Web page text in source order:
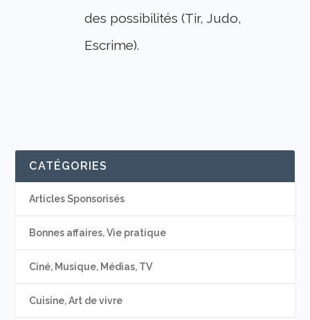
des possibilités (Tir, Judo,
Escrime).
CATÉGORIES
Articles Sponsorisés
Bonnes affaires, Vie pratique
Ciné, Musique, Médias, TV
Cuisine, Art de vivre